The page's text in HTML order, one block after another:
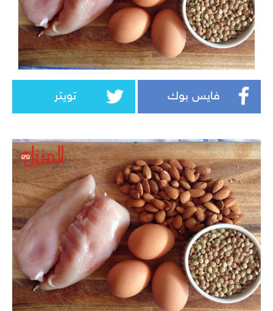
فايس بوك تويتر